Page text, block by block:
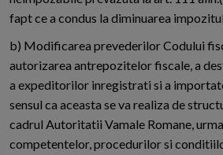
fapt ce a condus la diminuarea
b) Modificarea prevederilor Codului
autorizarea antrepozitelor fiscale, a
a expeditorilor inregistrati si a
sensul ca aceasta se va realiza de
cadrul Autoritatii Vamale Romane,
competentelor, procedurilor si